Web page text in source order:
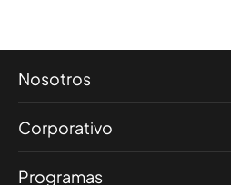
Nosotros
Corporativo
Programas